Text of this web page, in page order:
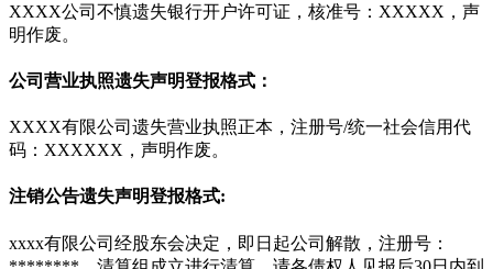
XXXX公司不慎遗失银行开户许可证，核准号：XXXXX，声
明作废。
公司营业执照遗失声明登报格式：
XXXX有限公司遗失营业执照正本，注册号/统一社会信用代
码：XXXXXX，声明作废。
注销公告遗失声明登报格式:
xxxx有限公司经股东会决定，即日起公司解散，注册号：